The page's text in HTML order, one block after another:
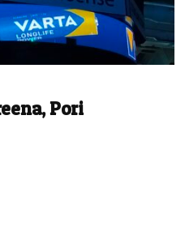
Pori